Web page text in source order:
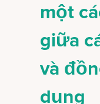
một
giữa
và
dụng